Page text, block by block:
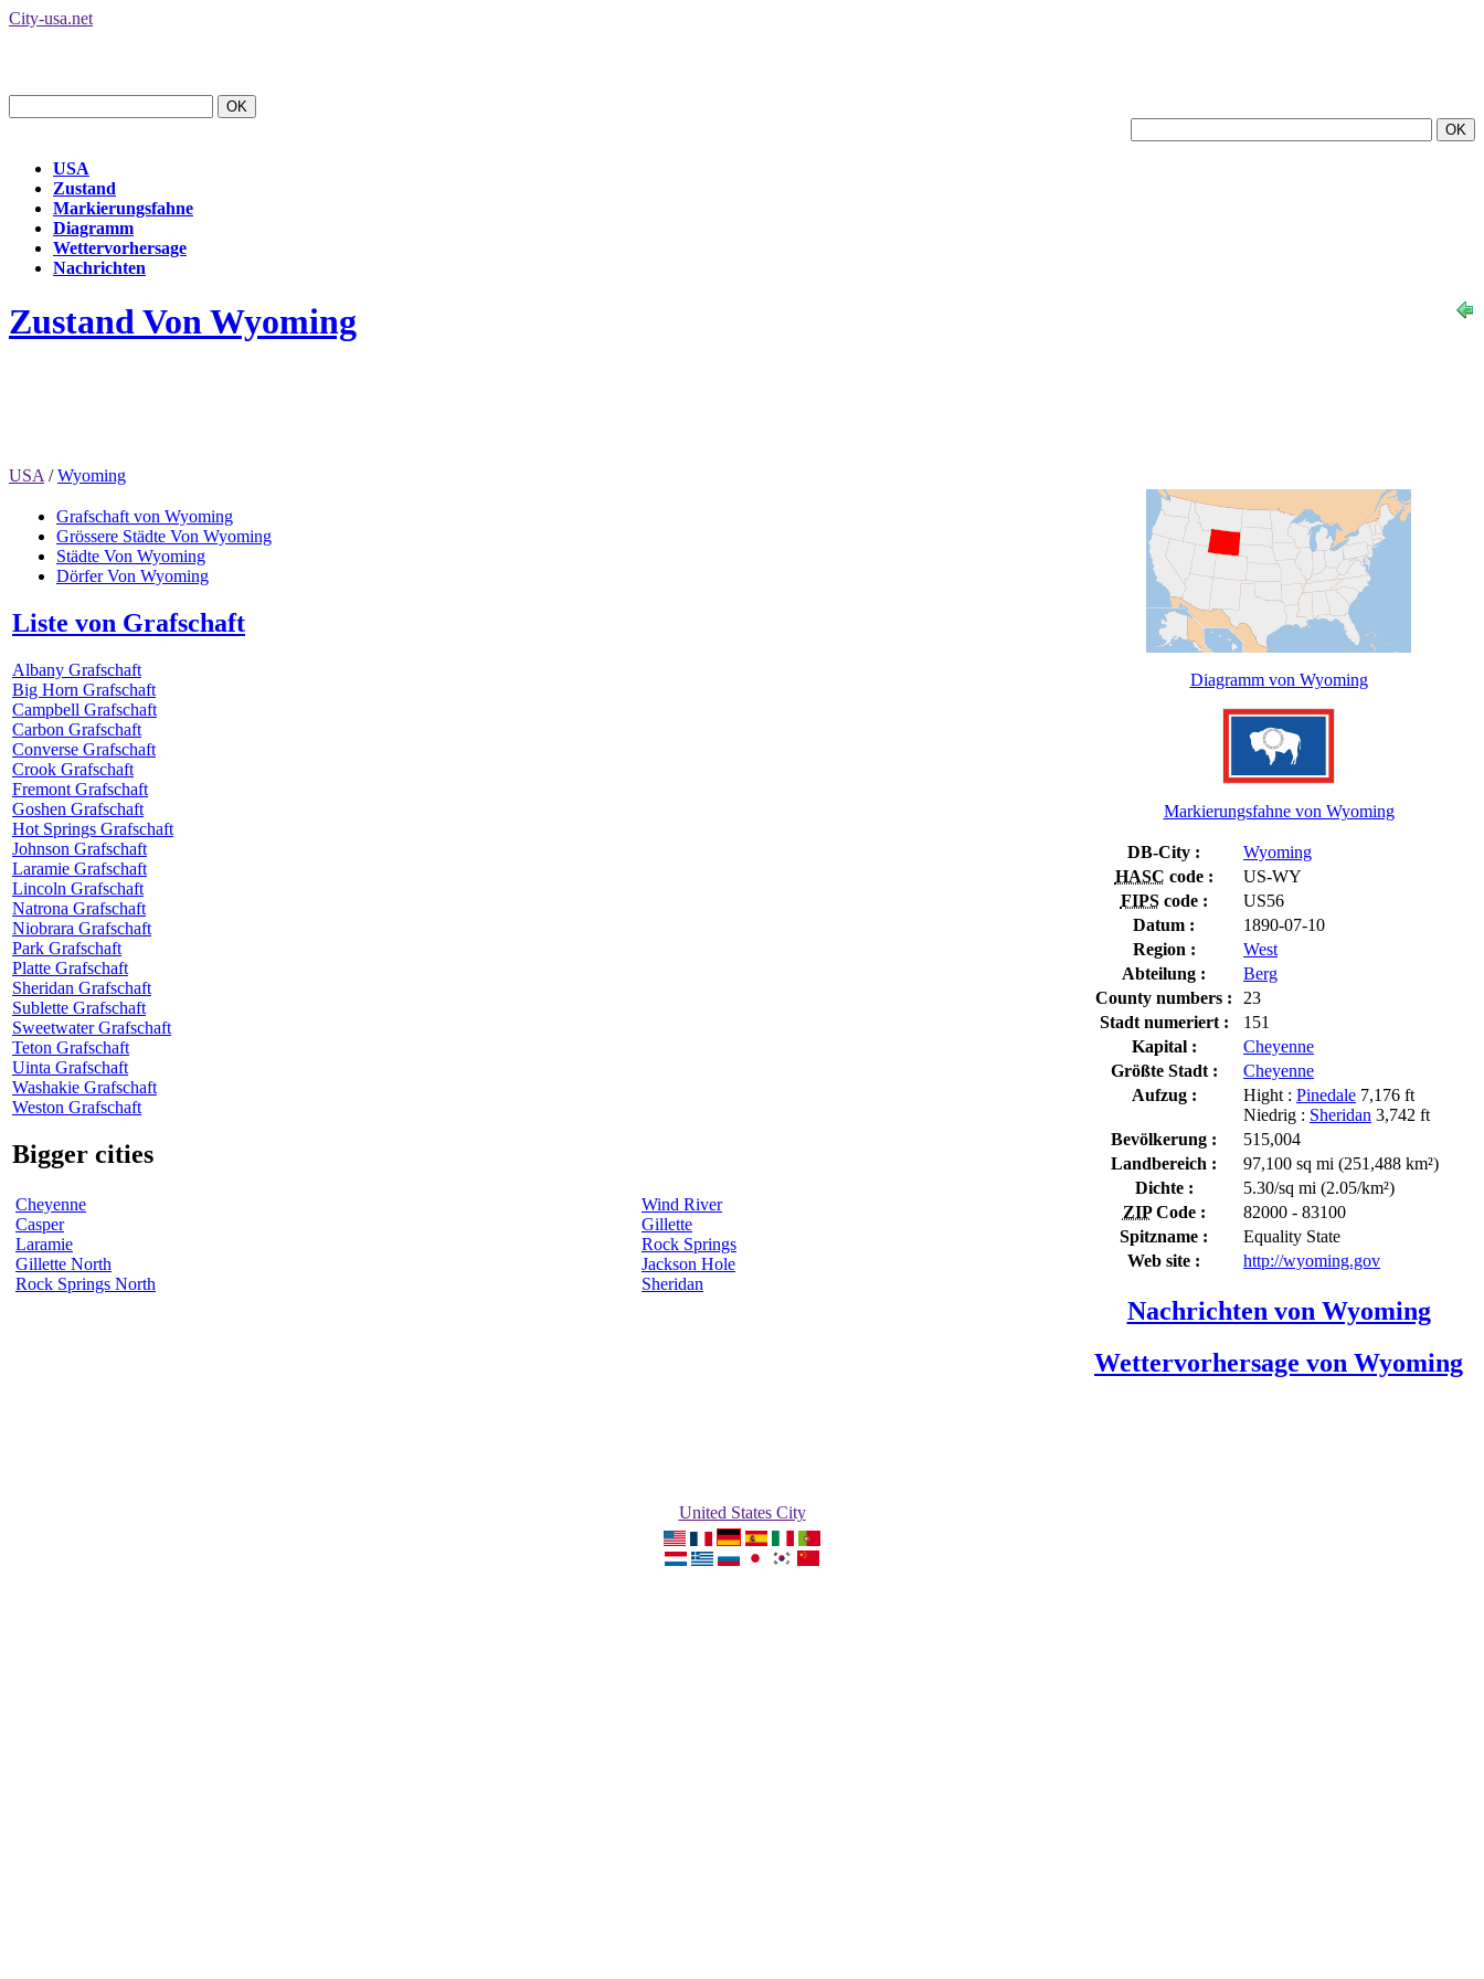
City-usa.net
USA
Zustand
Markierungsfahne
Diagramm
Wettervorhersage
Nachrichten
Zustand Von Wyoming
USA /Wyoming
Grafschaft von Wyoming
Grössere Städte Von Wyoming
Städte Von Wyoming
Dörfer Von Wyoming
Liste von Grafschaft
Albany Grafschaft
Big Horn Grafschaft
Campbell Grafschaft
Carbon Grafschaft
Converse Grafschaft
Crook Grafschaft
Fremont Grafschaft
Goshen Grafschaft
Hot Springs Grafschaft
Johnson Grafschaft
Laramie Grafschaft
Lincoln Grafschaft
Natrona Grafschaft
Niobrara Grafschaft
Park Grafschaft
Platte Grafschaft
Sheridan Grafschaft
Sublette Grafschaft
Sweetwater Grafschaft
Teton Grafschaft
Uinta Grafschaft
Washakie Grafschaft
Weston Grafschaft
Bigger cities
Cheyenne
Casper
Laramie
Gillette North
Rock Springs North
Wind River
Gillette
Rock Springs
Jackson Hole
Sheridan
Diagramm von Wyoming
Markierungsfahne von Wyoming
DB-City :
Wyoming
HASC code :
US-WY
FIPScode :
US56
Datum :
1890-07-10
Region :
West
Abteilung :
Berg
County numbers :
23
Stadt numeriert :
151
Kapital :
Cheyenne
Größte Stadt :
Cheyenne
Aufzug :
Hight : Pinedale 7,176 ft
Niedrig : Sheridan 3,742 ft
Bevölkerung :
515,004
Landbereich :
97,100 sq mi (251,488 km²)
Dichte :
5.30/sq mi (2.05/km²)
ZIPCode :
82000 - 83100
Spitzname :
Equality State
Web site :
http://wyoming.gov
Nachrichten von Wyoming
Wettervorhersage von Wyoming
United States City